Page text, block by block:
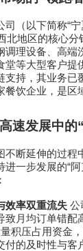
（以下简称“
北地区的核心分
调理设备、高端
堂等大型客户提
支持，其业务已
饮企业，是区
速发展中的
不断延伸的过程
一步发展的“
效率双重流失 公
致月均订单错配
积压占用资金
的及时性与客